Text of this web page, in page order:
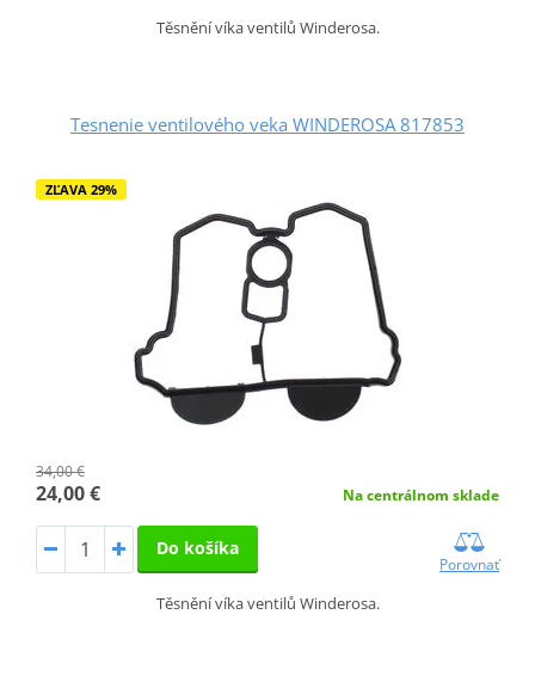
Těsnění víka ventilů Winderosa.
Tesnenie ventilového veka WINDEROSA 817853
ZĽAVA 29%
34,00 €
24,00 € Na centrálnom sklade
Do košíka
Porovnať
Těsnění víka ventilů Winderosa.